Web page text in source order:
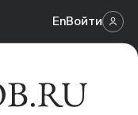
EnВойти